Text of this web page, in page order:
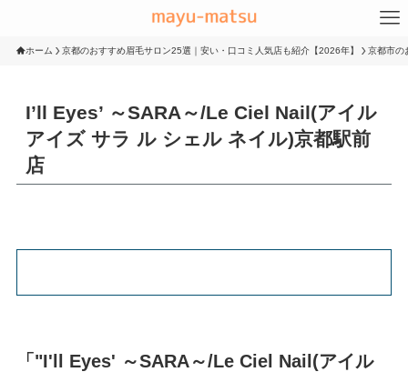
ホーム 京都のおすすめ眉毛サロン25選｜安い・口コミ人気店も紹介【2026年】 京都市の
I’ll Eyes’ ～SARA～/Le Ciel Nail(アイル
アイズ サラ ル シェル ネイル)京都駅前
店
「"I'll Eyes' ～SARA～/Le Ciel Nail(アイル